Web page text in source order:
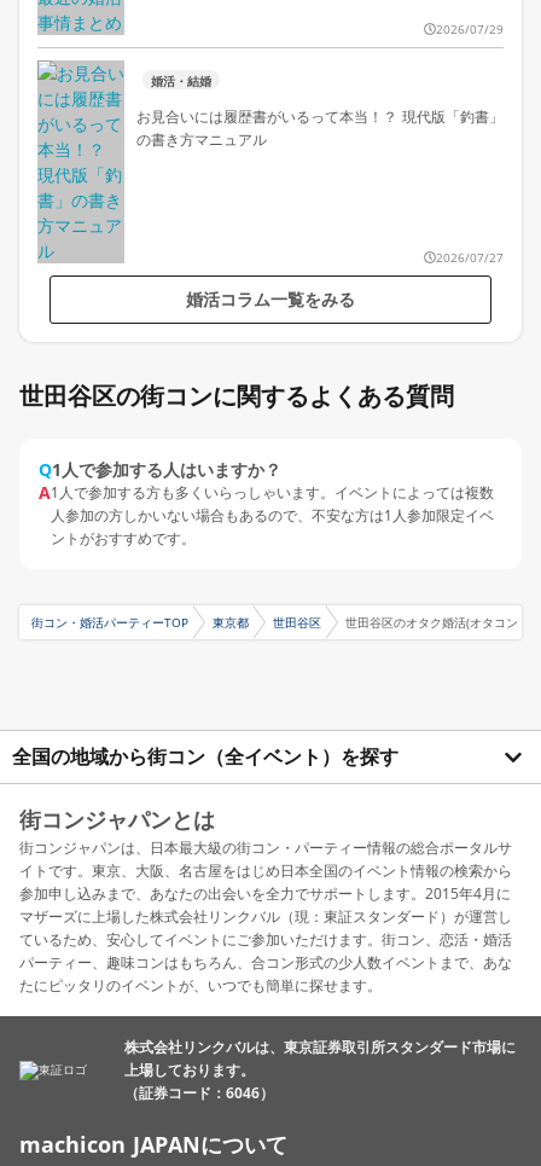
2026/07/29
婚活・結婚
お見合いには履歴書がいるって本当！？ 現代版「釣書」
の書き方マニュアル
2026/07/27
婚活コラム一覧をみる
世田谷区の街コンに関するよくある質問
Q1人で参加する人はいますか？
A1人で参加する方も多くいらっしゃいます。イベントによっては複数
人参加の方しかいない場合もあるので、不安な方は1人参加限定イベ
ントがおすすめです。
街コン・婚活パーティーTOP 東京都 世田谷区 世田谷区のオタク婚活(オタコン・
全国の地域から街コン（全イベント）を探す
街コンジャパンとは
街コンジャパンは、日本最大級の街コン・パーティー情報の総合ポータルサ
イトです。東京、大阪、名古屋をはじめ日本全国のイベント情報の検索から
参加申し込みまで、あなたの出会いを全力でサポートします。2015年4月に
マザーズに上場した株式会社リンクバル（現：東証スタンダード）が運営し
ているため、安心してイベントにご参加いただけます。街コン、恋活・婚活
パーティー、趣味コンはもちろん、合コン形式の少人数イベントまで、あな
たにピッタリのイベントが、いつでも簡単に探せます。
株式会社リンクバルは、東京証券取引所スタンダード市場に
上場しております。
（証券コード：6046）
machicon JAPANについて